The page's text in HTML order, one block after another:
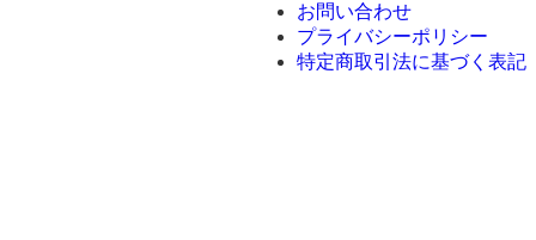
お問い合わせ
プライバシーポリシー
特定商取引法に基づく表記